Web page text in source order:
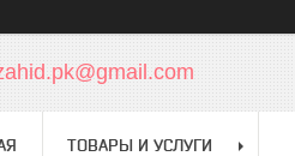
ТОВАРЫ И УСЛУГИ